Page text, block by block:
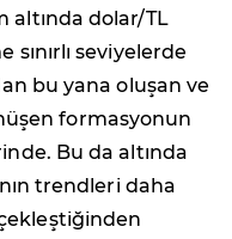
altında dolar/TL
seviyelerde
bu yana oluşan ve
formasyonun
Bu da altında
trendleri daha